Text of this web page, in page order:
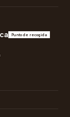
Punto de recogida